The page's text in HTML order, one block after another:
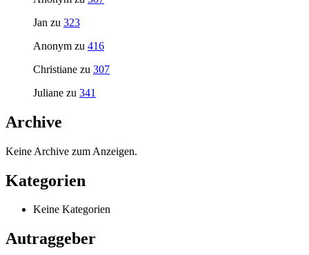
Jan zu 323
Anonym zu 416
Christiane zu 307
Juliane zu 341
Archive
Keine Archive zum Anzeigen.
Kategorien
Keine Kategorien
Autraggeber